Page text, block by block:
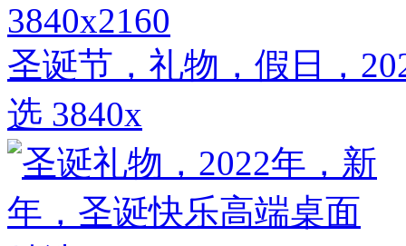
3840x2160
圣诞节，礼物，假日，
选 3840x